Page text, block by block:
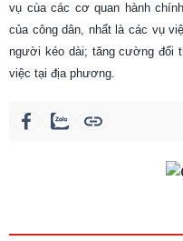
vụ cùa các cơ quan hành
của công dân, nhất là các vụ
người kéo dài; tăng cường đối
việc tại địa phương.